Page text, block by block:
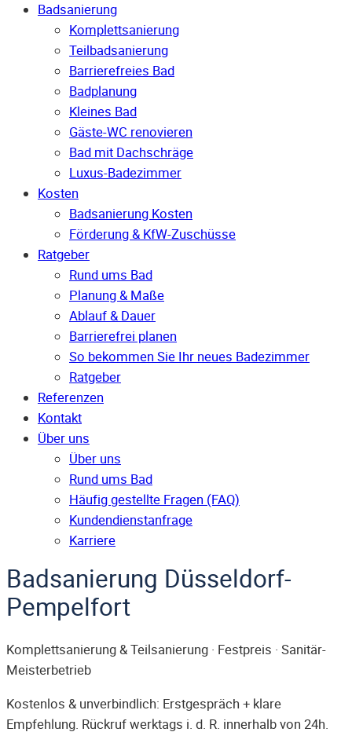
Badsanierung
Komplettsanierung
Teilbadsanierung
Barrierefreies Bad
Badplanung
Kleines Bad
Gäste-WC renovieren
Bad mit Dachschräge
Luxus-Badezimmer
Kosten
Badsanierung Kosten
Förderung & KfW-Zuschüsse
Ratgeber
Rund ums Bad
Planung & Maße
Ablauf & Dauer
Barrierefrei planen
So bekommen Sie Ihr neues Badezimmer
Ratgeber
Referenzen
Kontakt
Über uns
Über uns
Rund ums Bad
Häufig gestellte Fragen (FAQ)
Kunden­dienst­anfrage
Karriere
Badsanierung Düsseldorf-
Pempelfort
Komplettsanierung & Teilsanierung · Festpreis · Sanitär-
Meisterbetrieb
Kostenlos & unverbindlich: Erstgespräch + klare
Empfehlung. Rückruf werktags i. d. R. innerhalb von 24h.